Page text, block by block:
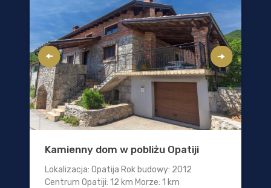
Kamienny dom w pobliżu Opatiji
Lokalizacja: Opatija Rok budowy: 2012
Centrum Opatiji: 12 km Morze: 1 km